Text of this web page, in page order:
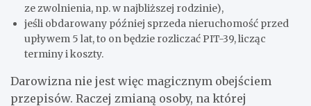
ze zwolnienia, np. w najbliższej rodzinie),
jeśli obdarowany później sprzeda nieruchomość przed
upływem 5 lat, to on będzie rozliczać PIT-39, licząc
terminy i koszty.
Darowizna nie jest więc magicznym obejściem
przepisów. Raczej zmianą osoby, na której